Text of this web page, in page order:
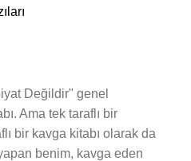
Değildir" genel
Ama tek taraflı bir
bir kavga kitabı olarak da
benim, kavga eden